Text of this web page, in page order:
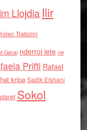
Llojdia Ilir
Traboini
Gecaj nderroi jete ne
Prifti Rafael
kripa Sadik Elshani
Sokol